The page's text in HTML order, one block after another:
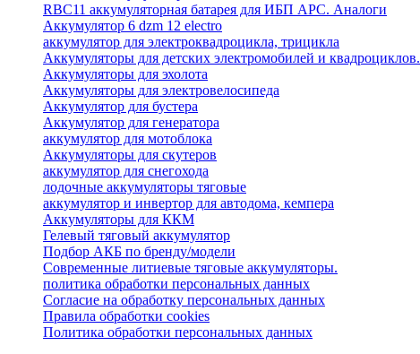
RBC11 аккумуляторная батарея для ИБП APC. Аналоги
Аккумулятор 6 dzm 12 electro
аккумулятор для электроквадроцикла, трицикла
Аккумуляторы для детских электромобилей и квадроциклов.
Аккумуляторы для эхолота
Аккумуляторы для электровелосипеда
Аккумулятор для бустера
Аккумулятор для генератора
аккумулятор для мотоблока
Аккумуляторы для скутеров
аккумулятор для снегохода
лодочные аккумуляторы тяговые
аккумулятор и инвертор для автодома, кемпера
Аккумуляторы для ККМ
Гелевый тяговый аккумулятор
Подбор АКБ по бренду/модели
Современные литиевые тяговые аккумуляторы.
политика обработки персональных данных
Согласие на обработку персональных данных
Правила обработки cookies
Политика обработки персональных данных